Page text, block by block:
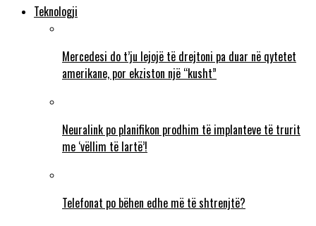
Teknologji
Mercedesi do t’ju lejojë të drejtoni pa duar në qytetet
amerikane, por ekziston një “kusht”
Neuralink po planifikon prodhim të implanteve të trurit
me ‘vëllim të lartë’!
Telefonat po bëhen edhe më të shtrenjtë?